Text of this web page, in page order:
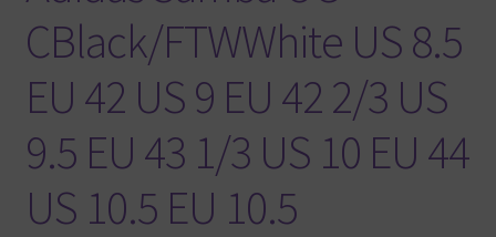
CBlack/FTWWhite US 8.5
EU 42 US 9 EU 42 2/3 US
9.5 EU 43 1/3 US 10 EU 44
US 10.5 EU 10.5